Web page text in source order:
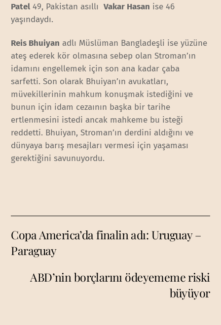
Patel 49, Pakistan asıllıVakar Hasan ise 46
yaşındaydı.
Reis Bhuiyan adlı Müslüman Bangladeşli ise yüzüne
ateş ederek kör olmasına sebep olan Stroman’ın
idamını engellemek için son ana kadar çaba
sarfetti. Son olarak Bhuiyan’ın avukatları,
müvekillerinin mahkum konuşmak istediğini ve
bunun için idam cezaının başka bir tarihe
ertlenmesini istedi ancak mahkeme bu isteği
reddetti. Bhuiyan, Stroman’ın derdini aldığını ve
dünyaya barış mesajları vermesi için yaşaması
gerektiğini savunuyordu.
Copa America’da finalin adı: Uruguay –
Paraguay
ABD’nin borçlarını ödeyememe riski
büyüyor